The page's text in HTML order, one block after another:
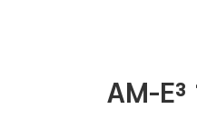
AM-E³